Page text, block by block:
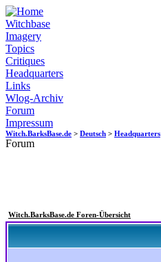
Witchbase
Imagery
Topics
Critiques
Headquarters
Links
Wlog-Archiv
Forum
Impressum
Witch.BarksBase.de > Deutsch > Headquarters
Forum
Witch.BarksBase.de Foren-Übersicht